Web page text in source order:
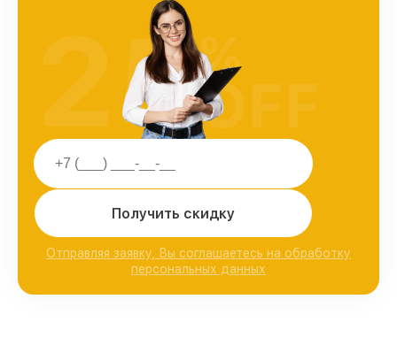
Получить скидку
Отправляя заявку, Вы соглашаетесь на обработку
персональных данных
25%
OFF